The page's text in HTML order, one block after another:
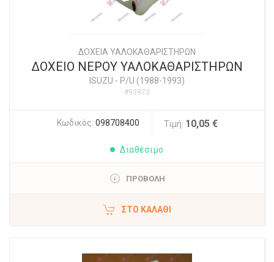
ΔΟΧΕΙΑ ΥΑΛΟΚΑΘΑΡΙΣΤΗΡΩΝ
ΔΟΧΕΙΟ ΝΕΡΟΥ ΥΑΛΟΚΑΘΑΡΙΣΤΗΡΩΝ
ISUZU - P/U (1988-1993)
#93973
Κωδικός: 098708400 Τιμή: 10,05 €
Διαθέσιμο
ΠΡΟΒΟΛΗ
ΣΤΟ ΚΑΛΆΘΙ